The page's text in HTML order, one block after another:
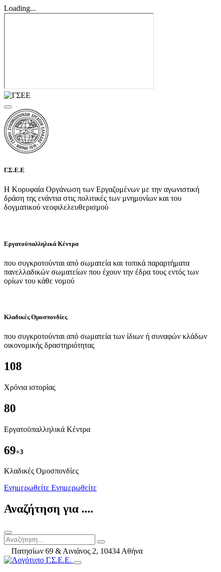
Loading...
Γ.Σ.Ε.Ε
Η Κορυφαία Οργάνωση των Εργαζομένων με την αγωνιστική
δράση της ενάντια στις πολιτικές των μνημονίων και του
δογματικού νεοφιλελευθερισμού
Εργατοϋπαλληλικά Κέντρα
που συγκροτούνται από σωματεία και τοπικά παραρτήματα
πανελλαδικών σωματείων που έχουν την έδρα τους εντός των
ορίων του κάθε νομού
Κλαδικές Ομοσπονδίες
που συγκροτούνται από σωματεία των ίδιων ή συναφών κλάδων
οικονομικής δραστηριότητας
108
Χρόνια ιστορίας
80
Εργατοϋπαλληλικά Κέντρα
69+3
Kλαδικές Ομοσπονδίες
Ενημερωθείτε Ενημερωθείτε
Αναζήτηση για ....
Πατησίων 69 & Αινιάνος 2, 10434 Αθήνα